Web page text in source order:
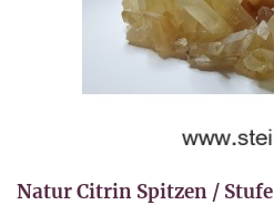
Natur Citrin Spitzen / Stufe